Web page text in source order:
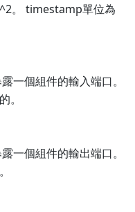
。 timestamp單位為
一個組件的輸入端口。
。
一個組件的輸出端口。